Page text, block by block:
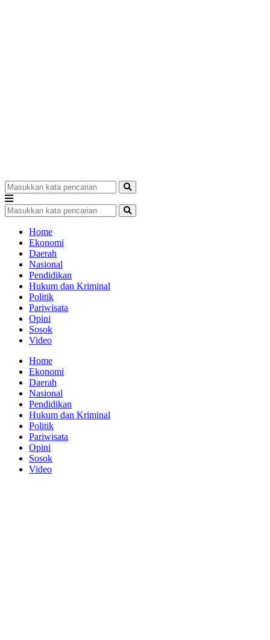
Home
Ekonomi
Daerah
Nasional
Pendidikan
Hukum dan Kriminal
Politik
Pariwisata
Opini
Sosok
Video
Home
Ekonomi
Daerah
Nasional
Pendidikan
Hukum dan Kriminal
Politik
Pariwisata
Opini
Sosok
Video